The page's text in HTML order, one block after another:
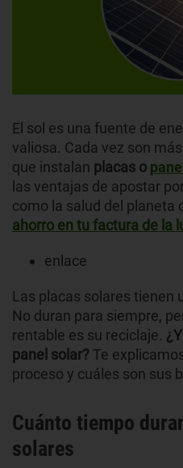
El sol es una fuente de
valiosa. Cada vez son
que instalan placas o
las ventajas de apostar
como la salud del planeta
ahorro en tu factura de la
enlace
Las placas solares tienen
No duran para siempre,
rentable es su reciclaje.
panel solar? Te
proceso y cuáles son sus
Cuánto tiempo
solares